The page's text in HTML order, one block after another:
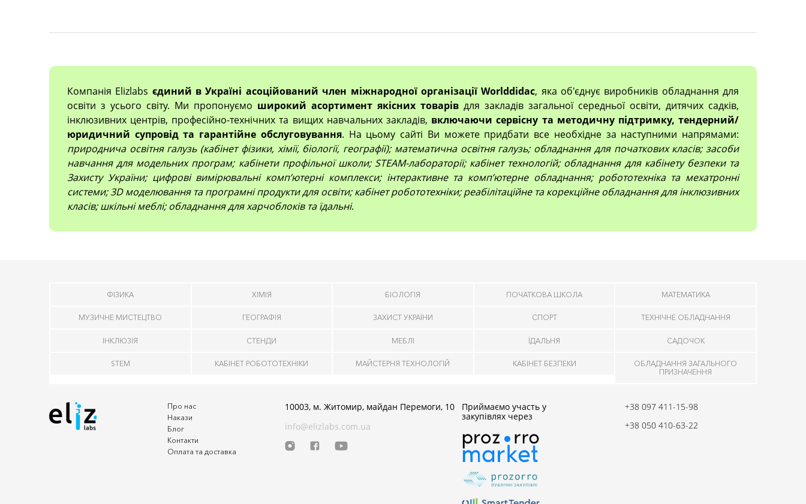
Компанія Elizlabs єдиний в Україні асоційований член міжнародної організації Worlddidac, яка об'єднує виробників обладнання для
освіти з усього світу. Ми пропонуємо широкий асортимент якісних товарів для закладів загальної середньої освіти, дитячих садків,
інклюзивних центрів, професійно-технічних та вищих навчальних закладів, включаючи сервісну та методичну підтримку, тендерний/
юридичний супровід та гарантійне обслуговування. На цьому сайті Ви можете придбати все необхідне за наступними напрямами:
природнича освітня галузь (кабінет фізики, хімії, біології, географії); математична освітня галузь; обладнання для початкових класів; засоби
навчання для модельних програм; кабінети профільної школи; STEAM-лабораторії; кабінет технологій; обладнання для кабінету безпеки та
Захисту України; цифрові вимірювальні компʼютерні комплекси; інтерактивне та комп’ютерне обладнання; робототехніка та мехатронні
системи; 3D моделювання та програмні продукти для освіти; кабінет робототехніки; реабілітаційне та корекційне обладнання для інклюзивних
класів; шкільні меблі; обладнання для харчоблоків та їдальні.
ФІЗИКА ХІМІЯ БІОЛОГІЯ ПОЧАТКОВА ШКОЛА МАТЕМАТИКА
МУЗИЧНЕ МИСТЕЦТВО ГЕОГРАФІЯ ЗАХИСТ УКРАЇНИ СПОРТ ТЕХНІЧНЕ ОБЛАДНАННЯ
ІНКЛЮЗІЯ СТЕНДИ МЕБЛІ ЇДАЛЬНЯ САДОЧОК
STEM КАБІНЕТ РОБОТОТЕХНІКИ МАЙСТЕРНЯ ТЕХНОЛОГІЙ КАБІНЕТ БЕЗПЕКИ
ОБЛАДНАННЯ ЗАГАЛЬНОГО
ПРИЗНАЧЕННЯ
Про нас
Накази
Блог
Контакти
Оплата та доставка
10003, м. Житомир, майдан Перемоги, 10
info@elizlabs.com.ua
Приймаємо участь у
закупівлях через
+38 097 411-15-98
+38 050 410-63-22